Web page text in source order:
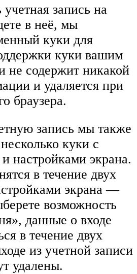
запись на
в неё, мы
куки для
куки вашим
не содержит никакой
и удаляется при
браузера.
запись мы также
куки с
настройками экрана.
в течение двух
экрана —
возможность
данные о входе
в течение двух
из учетной записи
удалены.